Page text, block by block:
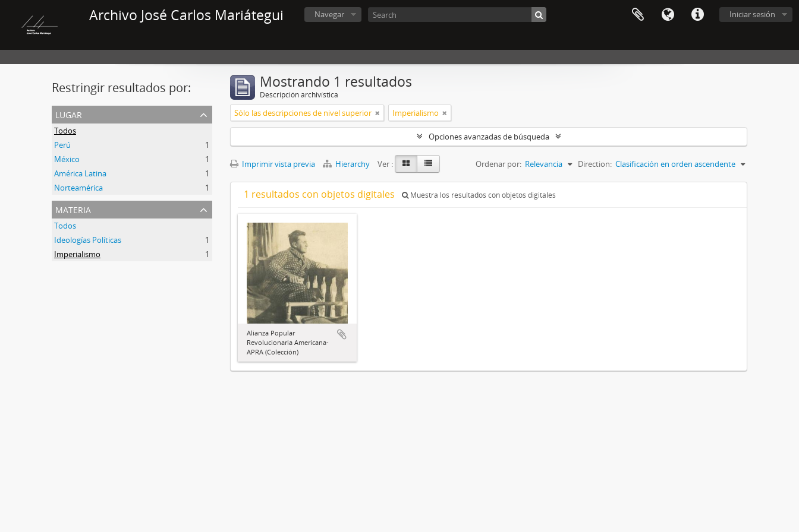
Archivo José Carlos Mariátegui Iniciar sesión
Navegar
Restringir resultados por:
lugar
Todos
Perú
1
México
1
América Latina
1
Norteamérica
1
materia
Todos
Ideologías Políticas
1
Imperialismo
1
Mostrando 1 resultados
Descripción archivística
Sólo las descripciones de nivel superior Imperialismo
Opciones avanzadas de búsqueda
Imprimir vista previa Hierarchy Ver : Ordenar por: Relevancia Direction: Clasificación en orden ascendente
1 resultados con objetos digitales Muestra los resultados con objetos digitales
Alianza Popular
Revolucionaria Americana-
APRA (Colección)